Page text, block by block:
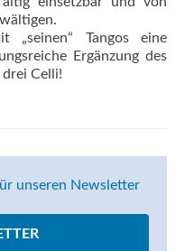
„seinen“ Tangos eine
Ergänzung des
Celli!
unseren Newsletter